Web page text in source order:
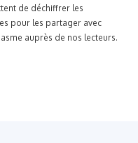
de déchiffrer les
pour les partager avec
auprès de nos lecteurs.